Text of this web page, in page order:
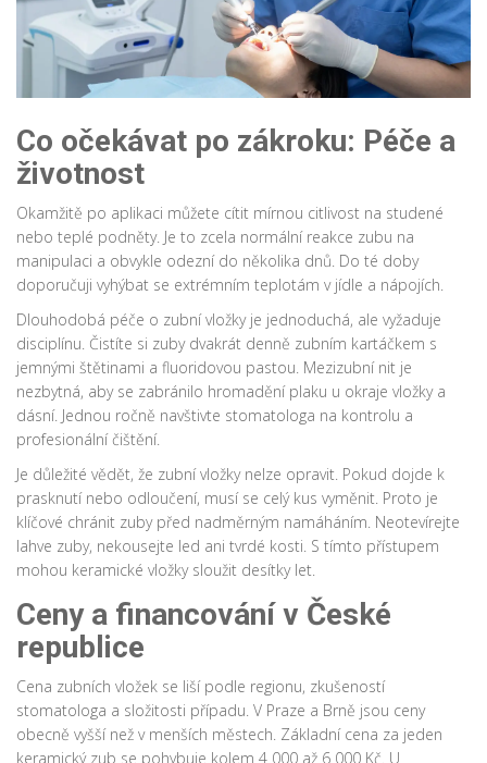
Co očekávat po zákroku: Péče a
životnost
Okamžitě po aplikaci můžete cítit mírnou citlivost na studené
nebo teplé podněty. Je to zcela normální reakce zubu na
manipulaci a obvykle odezní do několika dnů. Do té doby
doporučuji vyhýbat se extrémním teplotám v jídle a nápojích.
Dlouhodobá péče o zubní vložky je jednoduchá, ale vyžaduje
disciplínu. Čistíte si zuby dvakrát denně zubním kartáčkem s
jemnými štětinami a fluoridovou pastou. Mezizubní nit je
nezbytná, aby se zabránilo hromadění plaku u okraje vložky a
dásní. Jednou ročně navštivte stomatologa na kontrolu a
profesionální čištění.
Je důležité vědět, že zubní vložky nelze opravit. Pokud dojde k
prasknutí nebo odloučení, musí se celý kus vyměnit. Proto je
klíčové chránit zuby před nadměrným namáháním. Neotevírejte
lahve zuby, nekousejte led ani tvrdé kosti. S tímto přístupem
mohou keramické vložky sloužit desítky let.
Ceny a financování v České
republice
Cena zubních vložek se liší podle regionu, zkušeností
stomatologa a složitosti případu. V Praze a Brně jsou ceny
obecně vyšší než v menších městech. Základní cena za jeden
keramický zub se pohybuje kolem 4 000 až 6 000 Kč. U